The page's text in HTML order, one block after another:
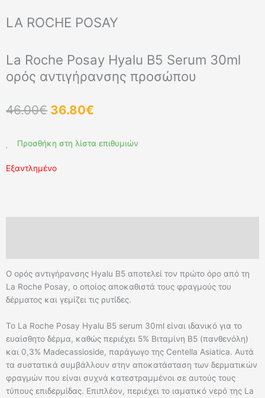
LA ROCHE POSAY
La Roche Posay Hyalu B5 Serum 30ml
ορός αντιγήρανσης προσώπου
46.00€ Original
46.00€.
36.80€
είναι:
Προσθήκη στη λίστα επιθυμιών
Εξαντλημένο
O ορός αντιγήρανσης Hyalu B5 αποτελεί τον πρώτο όρο από τη
La Roche Posay, ο οποίος αποκαθιστά τους φραγμούς του
δέρματος και γεμίζει τις ρυτίδες.
To La Roche Posay Hyalu B5 serum 30ml είναι ιδανικό για το
ευαίσθητο δέρμα, καθώς περιέχει 5% Βιταμίνη Β5 (πανθενόλη)
και 0,3% Madecassioside, παράγωγο της Centella Asiatica. Aυτά
τα συστατικά συμβάλλουν στην αποκατάσταση των δερματικών
φραγμών που είναι συχνά κατεστραμμένοι σε αυτούς τους
τύπους επιδερμίδας. Επιπλέον, περιέχει το ιαματικό νερό της La